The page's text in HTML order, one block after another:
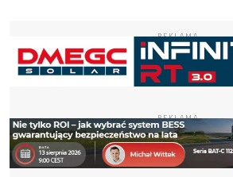
REKLAMA
REKLAMA